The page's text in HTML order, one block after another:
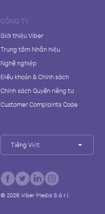
CÔNG TY
Giới thiệu Viber
Trung tâm Nhãn hiệu
Nghề nghiệp
Điều khoản & Chính sách
Chính sách Quyền riêng tư
Customer Complaints Code
Tiếng Việt
© 2026Viber Media S.à r.l.